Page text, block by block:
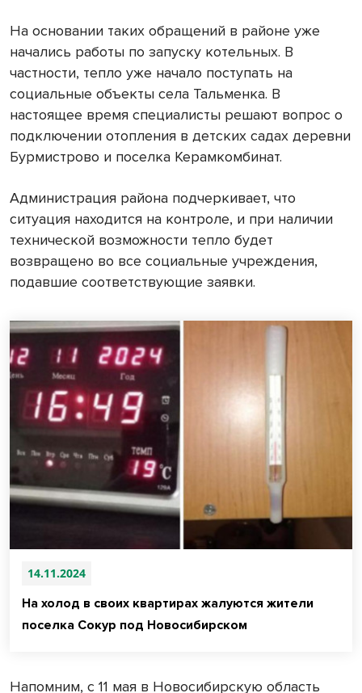
На основании таких обращений в районе уже
начались работы по запуску котельных. В
частности, тепло уже начало поступать на
социальные объекты села Тальменка. В
настоящее время специалисты решают вопрос о
подключении отопления в детских садах деревни
Бурмистрово и поселка Керамкомбинат.
Администрация района подчеркивает, что
ситуация находится на контроле, и при наличии
технической возможности тепло будет
возвращено во все социальные учреждения,
подавшие соответствующие заявки.
14.11.2024
На холод в своих квартирах жалуются жители
поселка Сокур под Новосибирском
Напомним, с 11 мая в Новосибирскую область